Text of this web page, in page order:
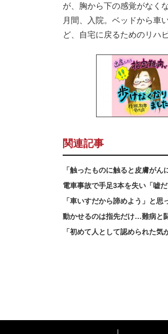
が、胸から下の感覚がなく
月間、入院。ベッドから車
ど、自宅に戻るためのリハ
関連記事
「触ったものに触ると皮膚が
電車事故で手足3本を失い「嘘
「車いすだから諦めよう」と
動かせるのは指先だけ…難病と
「初めて人として認められた